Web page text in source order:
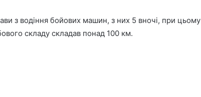
з водіння бойових машин, з них 5 вночі, при цьому
складу складав понад 100 км.